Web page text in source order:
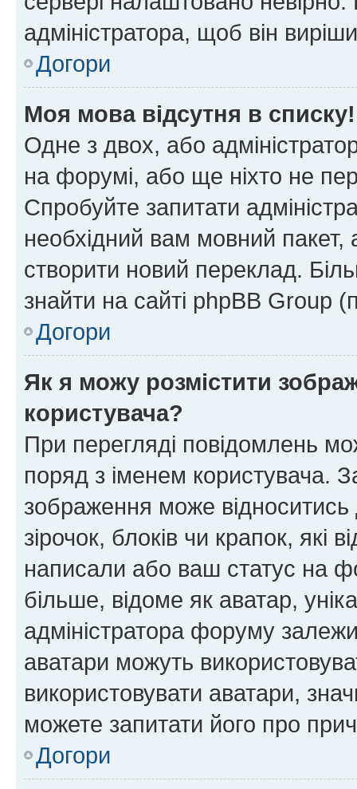
адміністратора, щоб він
Догори
Моя мова відсутня в списку!
Одне з двох, або
на форумі, або ще ніхто не
Спробуйте запитати
необхідний вам мовний
створити новий переклад.
знайти на сайті phpBB Group
Догори
Як я можу розмістити
користувача?
При перегляді повідомлень
поряд з іменем користувача.
зображення може відноситись
зірочок, блоків чи крапок, які
написали або ваш статус на
більше, відоме як аватар,
адміністратора форуму
аватари можуть
використовувати аватари,
можете запитати його про
Догори